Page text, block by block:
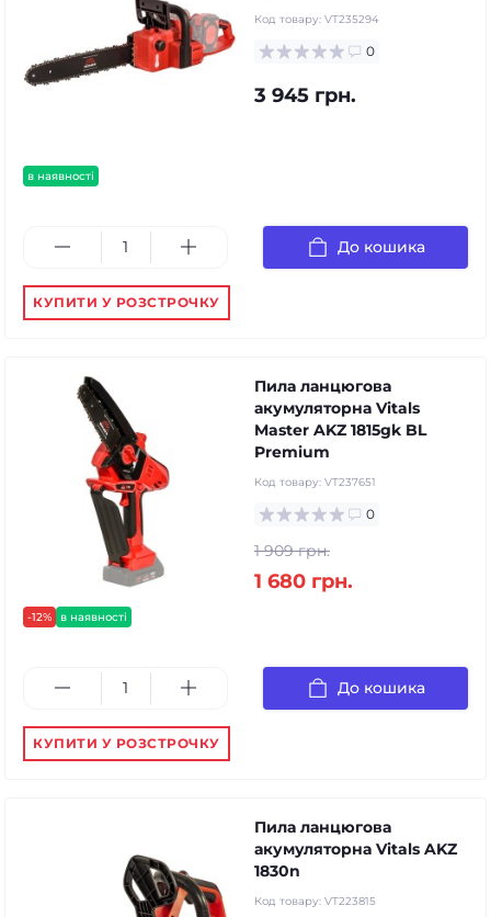
в наявності
Код товару: VT235294
0
3 945 грн.
До кошика
КУПИТИ У РОЗСТРОЧКУ
-12% в наявності
Пила ланцюгова
акумуляторна Vitals
Master AKZ 1815gk BL
Premium
Код товару: VT237651
0
1 909 грн.
1 680 грн.
До кошика
КУПИТИ У РОЗСТРОЧКУ
Пила ланцюгова
акумуляторна Vitals AKZ
1830n
Код товару: VT223815